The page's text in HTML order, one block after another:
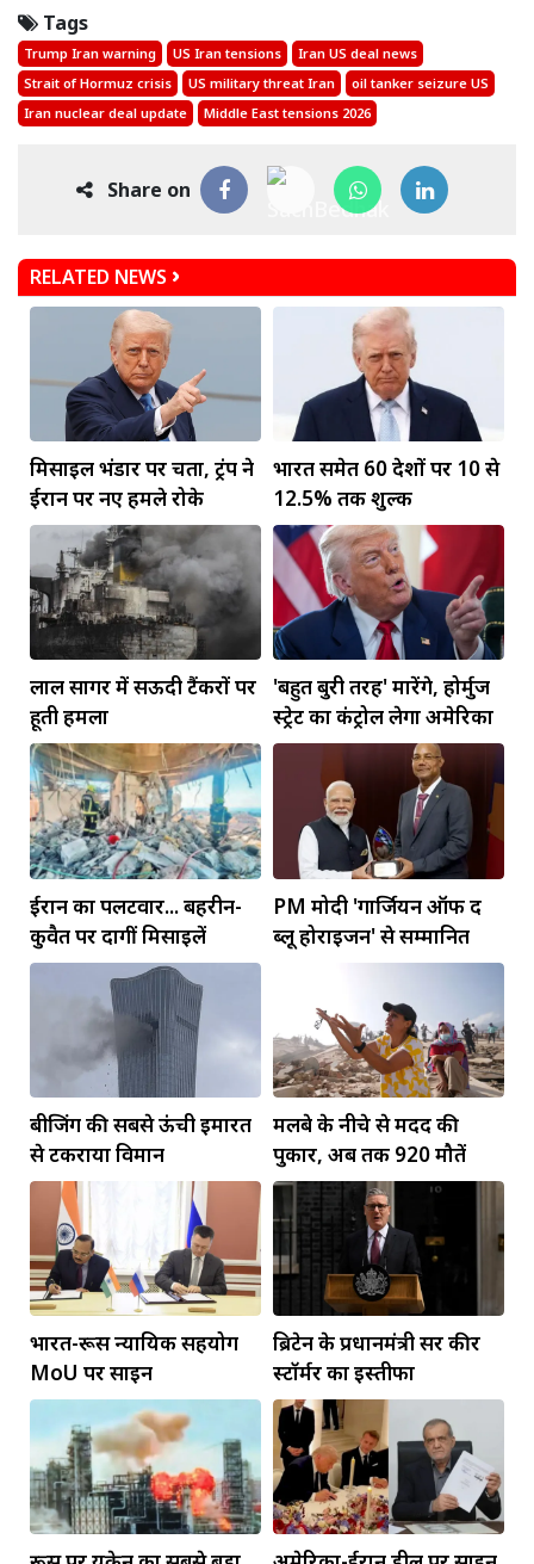
Tags
Trump Iran warning US Iran tensions
Iran US deal news
Strait of Hormuz crisis
US military threat Iran
oil tanker seizure US
Iran nuclear deal update
Middle East tensions 2026
Share on
RELATED NEWS
मिसाइल भंडार पर चिंता, ट्रंप ने
ईरान पर नए हमले रोके
भारत समेत 60 देशों पर 10 से
12.5% तक शुल्क
लाल सागर में सऊदी टैंकरों पर
हूती हमला
'बहुत बुरी तरह' मारेंगे, होर्मुज
स्ट्रेट का कंट्रोल लेगा अमेरिका
ईरान का पलटवार... बहरीन-
कुवैत पर दागीं मिसाइलें
PM मोदी 'गार्जियन ऑफ द
ब्लू होराइजन' से सम्मानित
बीजिंग की सबसे ऊंची इमारत
से टकराया विमान
मलबे के नीचे से मदद की
पुकार, अब तक 920 मौतें
भारत-रूस न्यायिक सहयोग
MoU पर साइन
ब्रिटेन के प्रधानमंत्री सर कीर
स्टॉर्मर का इस्तीफा